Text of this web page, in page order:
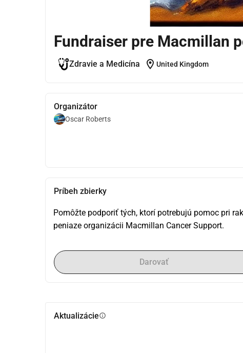
Fundraiser pre Macmillan
Zdravie a Medicína location_on United Kingdom
Organizátor
Oscar Roberts
Príbeh zbierky
Pomôžte podporiť tých, ktorí potrebujú pomoc pri
peniaze organizácii Macmillan Cancer Support.
Darovať
Aktualizácieinfo